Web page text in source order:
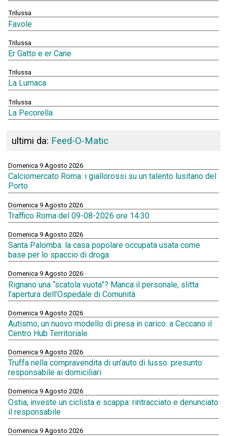
Trilussa
Favole
Trilussa
Er Gatto e er Cane
Trilussa
La Lumaca
Trilussa
La Pecorella
ultimi da: Feed-O-Matic
Domenica 9 Agosto 2026
Calciomercato Roma: i giallorossi su un talento lusitano del
Porto
Domenica 9 Agosto 2026
Traffico Roma del 09-08-2026 ore 14:30
Domenica 9 Agosto 2026
Santa Palomba: la casa popolare occupata usata come
base per lo spaccio di droga
Domenica 9 Agosto 2026
Rignano una “scatola vuota”? Manca il personale, slitta
l’apertura dell’Ospedale di Comunità
Domenica 9 Agosto 2026
Autismo, un nuovo modello di presa in carico: a Ceccano il
Centro Hub Territoriale
Domenica 9 Agosto 2026
Truffa nella compravendita di un’auto di lusso: presunto
responsabile ai domiciliari
Domenica 9 Agosto 2026
Ostia, investe un ciclista e scappa: rintracciato e denunciato
il responsabile
Domenica 9 Agosto 2026